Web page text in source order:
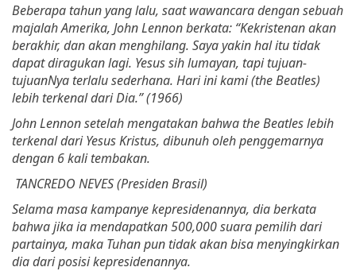
Beberapa tahunyanglalu, saat wawancaradengansebuah
majalahAmerika, John Lennonberkata: “Kekristenanakan
berakhir, danakanmenghilang. Sayayakinhalitu tidak
dapatdiragukanlagi. Yesussihlumayan, tapi tujuan-
tujuanNya terlalusederhana. Hariinikami(the Beatles)
lebih terkenaldariDia.”(1966)
John Lennonsetelahmengatakanbahwa the Beatleslebih
terkenaldari YesusKristus, dibunuholehpenggemarnya
dengan 6 kalitembakan.
TANCREDO NEVES (PresidenBrasil)
Selamamasakampanyekepresidenannya, diaberkata
bahwajikaiamendapatkan500,000suarapemilihdari
partainya, maka Tuhanpun tidakakanbisamenyingkirkan
diadariposisikepresidenannya.